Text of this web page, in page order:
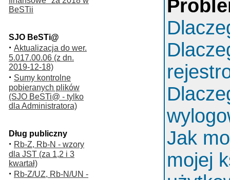
BeSTii
SJO BeSTi@
· Aktualizacja do wer.
5.017.00.06 (z dn.
2019-12-18)
· Sumy kontrolne
pobieranych plików
(SJO BeSTi@ - tylko
dla Administratora)
Dług publiczny
· Rb-Z, Rb-N - wzory
dla JST (za 1,2 i 3
kwartał)
· Rb-Z/UZ, Rb-N/UN -
Jak
mojej